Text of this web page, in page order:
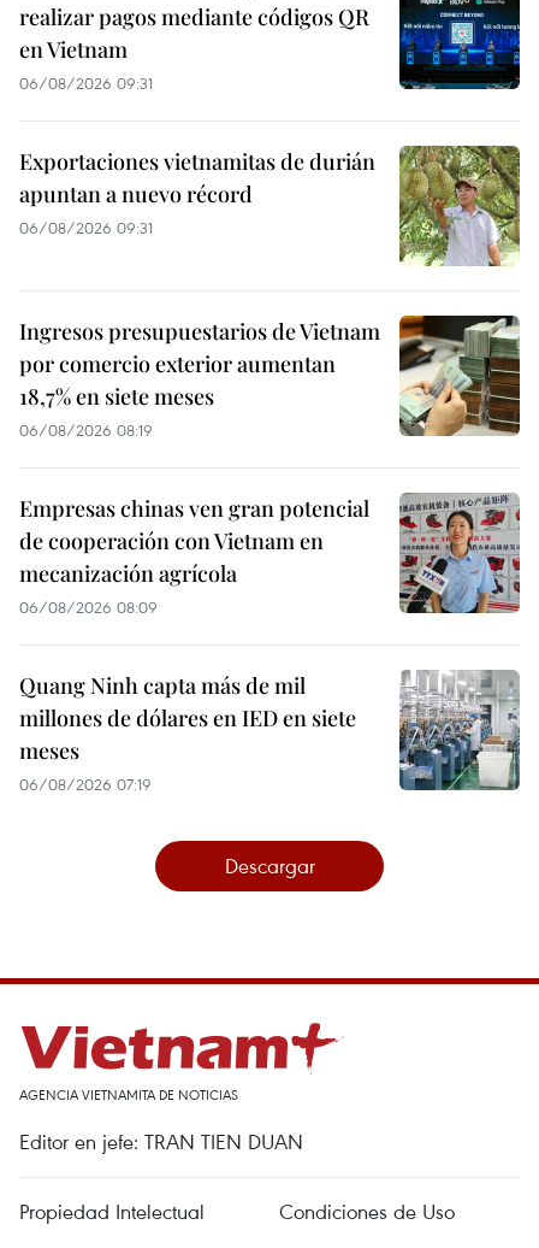
realizar pagos mediante códigos QR
en Vietnam
06/08/2026 09:31
Exportaciones vietnamitas de durián
apuntan a nuevo récord
06/08/2026 09:31
Ingresos presupuestarios de Vietnam
por comercio exterior aumentan
18,7% en siete meses
06/08/2026 08:19
Empresas chinas ven gran potencial
de cooperación con Vietnam en
mecanización agrícola
06/08/2026 08:09
Quang Ninh capta más de mil
millones de dólares en IED en siete
meses
06/08/2026 07:19
Descargar
AGENCIA VIETNAMITA DE NOTICIAS
Editor en jefe: TRAN TIEN DUAN
Propiedad Intelectual
Condiciones de Uso